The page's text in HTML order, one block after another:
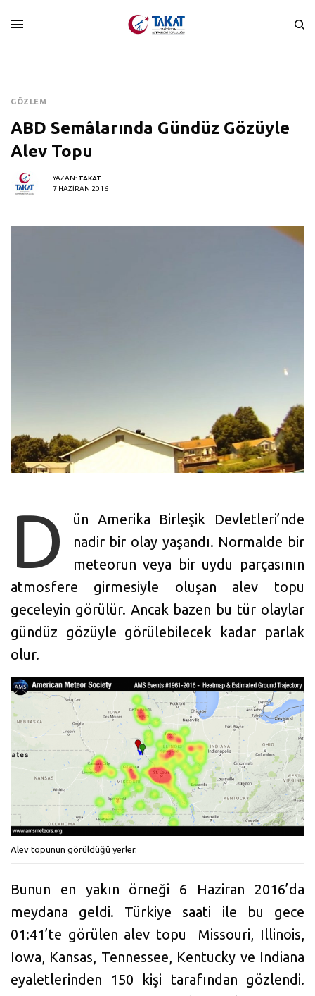
GÖZLEM
ABD Semâlarında Gündüz Gözüyle
Alev Topu
YAZAN: TAKAT
7 HAZIRAN 2016
D
ün Amerika Birleşik Devletleri’nde
nadir bir olay yaşandı. Normalde bir
meteorun veya bir uydu parçasının
atmosfere girmesiyle oluşan alev topu
geceleyin görülür. Ancak bazen bu tür olaylar
gündüz gözüyle görülebilecek kadar parlak
olur.
Alev topunun görüldüğü yerler.
Bunun en yakın örneği 6 Haziran 2016’da
meydana geldi. Türkiye saati ile bu gece
01:41’te görülen alev topu Missouri, Illinois,
Iowa, Kansas, Tennessee, Kentucky ve Indiana
eyaletlerinden 150 kişi tarafından gözlendi.